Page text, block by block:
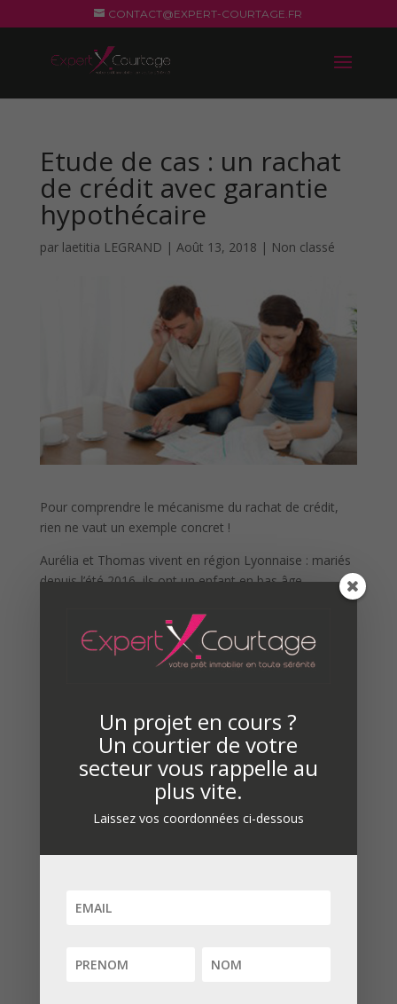
CONTACT@EXPERT-COURTAGE.FR
Etude de cas : un rachat
de crédit avec garantie
hypothécaire
par laetitia LEGRAND | Août 13, 2018 | Non classé
Pour comprendre le mécanisme du rachat de crédit,
rien ne vaut un exemple concret !
Aurélia et Thomas vivent en région Lyonnaise : mariés
depuis l’été 2016, ils ont un enfant en bas âge.
rembourse un prêt immobilier et plusieurs crédits à la
consommation. Sans compter un découvert qui génère
des frais bancaires importants. Aujourd’hui, ils
Des charges mensuelles et un taux d’endettement
importants
Aurélia et Thomas disposent d’un revenu mensuel de 2
500 €. Leurs dépenses se décomposent comme suit :
de 625€ pour un crédit de 15 000€ et une seconde
leur découvert bancaire de 800€.
Un projet en cours ?
Un courtier de votre
secteur vous rappelle au
plus vite.
Laissez vos coordonnées ci-dessous